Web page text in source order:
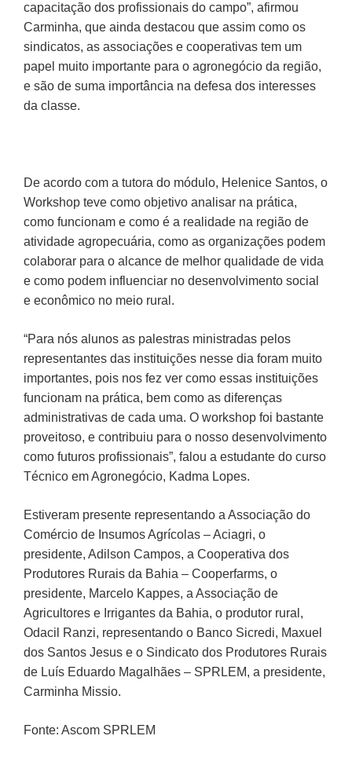
capacitação dos profissionais do campo”, afirmou
Carminha, que ainda destacou que assim como os
sindicatos, as associações e cooperativas tem um
papel muito importante para o agronegócio da região,
e são de suma importância na defesa dos interesses
da classe.
De acordo com a tutora do módulo, Helenice Santos, o
Workshop teve como objetivo analisar na prática,
como funcionam e como é a realidade na região de
atividade agropecuária, como as organizações podem
colaborar para o alcance de melhor qualidade de vida
e como podem influenciar no desenvolvimento social
e econômico no meio rural.
“Para nós alunos as palestras ministradas pelos
representantes das instituições nesse dia foram muito
importantes, pois nos fez ver como essas instituições
funcionam na prática, bem como as diferenças
administrativas de cada uma. O workshop foi bastante
proveitoso, e contribuiu para o nosso desenvolvimento
como futuros profissionais”, falou a estudante do curso
Técnico em Agronegócio, Kadma Lopes.
Estiveram presente representando a Associação do
Comércio de Insumos Agrícolas – Aciagri, o
presidente, Adilson Campos, a Cooperativa dos
Produtores Rurais da Bahia – Cooperfarms, o
presidente, Marcelo Kappes, a Associação de
Agricultores e Irrigantes da Bahia, o produtor rural,
Odacil Ranzi, representando o Banco Sicredi, Maxuel
dos Santos Jesus e o Sindicato dos Produtores Rurais
de Luís Eduardo Magalhães – SPRLEM, a presidente,
Carminha Missio.
Fonte: Ascom SPRLEM